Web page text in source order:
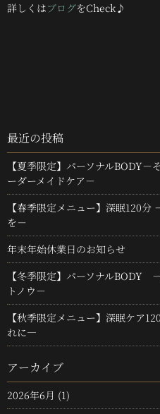
詳しくはブログをCheck♪
最近の投稿
【夏季限定】パーソナルBODY
ーダーメイドケア－
【春季限定メニュー】深眠120分
を－
年末年始休業日のお知らせ
【冬季限定】パーソナルBODY
トノウ－
【秋季限定メニュー】深眠ケア
れに—
アーカイブ
2026年6月 (1)